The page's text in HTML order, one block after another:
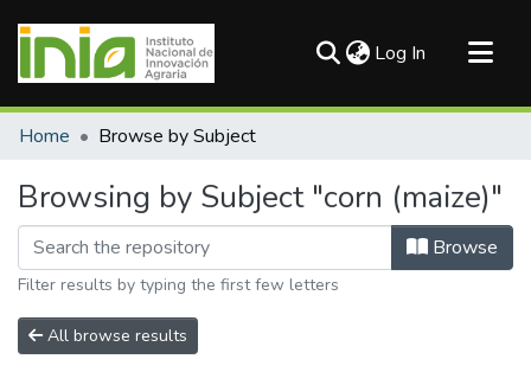
Log In (current)
Communities & Collections
Home Browse by Subject
Browsing by Subject "corn (maize)"
Browse
Filter results by typing the first few letters
All browse results